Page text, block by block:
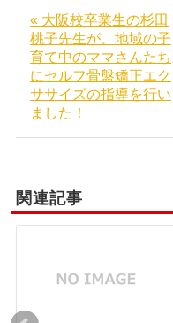
« 大阪校卒業生の杉田
桃子先生が、地域の子
育て中のママさんたち
にセルフ骨盤矯正エク
ササイズの指導を行い
ました！
関連記事